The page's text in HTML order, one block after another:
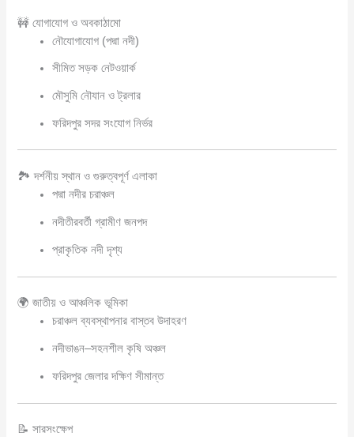
🚧 যোগাযোগ ও অবকাঠামো
নৌযোগাযোগ (পদ্মা নদী)
সীমিত সড়ক নেটওয়ার্ক
মৌসুমি নৌযান ও ট্রলার
ফরিদপুর সদর সংযোগ নির্ভর
🏞️ দর্শনীয় স্থান ও গুরুত্বপূর্ণ এলাকা
পদ্মা নদীর চরাঞ্চল
নদীতীরবর্তী গ্রামীণ জনপদ
প্রাকৃতিক নদী দৃশ্য
🌍 জাতীয় ও আঞ্চলিক ভূমিকা
চরাঞ্চল ব্যবস্থাপনার বাস্তব উদাহরণ
নদীভাঙন–সহনশীল কৃষি অঞ্চল
ফরিদপুর জেলার দক্ষিণ সীমান্ত
📝 সারসংক্ষেপ